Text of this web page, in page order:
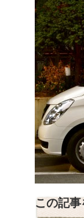
この記